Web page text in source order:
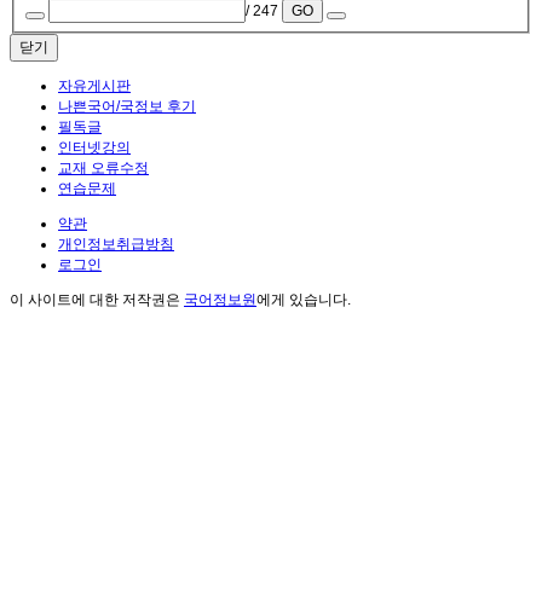
/ 247
GO
닫기
자유게시판
나쁜국어/국정보 후기
필독글
인터넷강의
교재 오류수정
연습문제
약관
개인정보취급방침
로그인
이 사이트에 대한 저작권은 국어정보원에게 있습니다.